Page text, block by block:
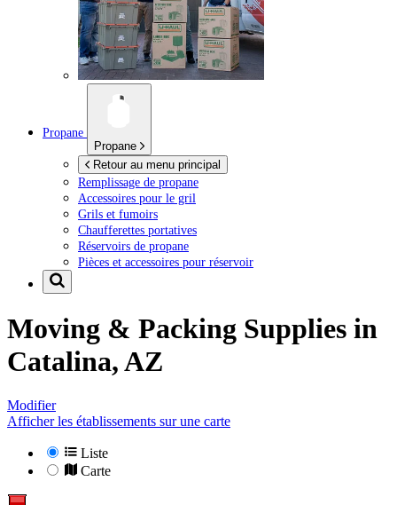
Propane
Propane
Retour au menu principal
Remplissage de propane
Accessoires pour le gril
Grils et fumoirs
Chaufferettes portatives
Réservoirs de propane
Pièces et accessoires pour réservoir
Moving & Packing Supplies in
Catalina, AZ
Modifier
Afficher les établissements sur une carte
Liste
Carte